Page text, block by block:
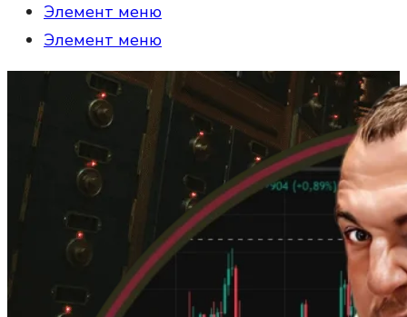
Элемент меню
Элемент меню